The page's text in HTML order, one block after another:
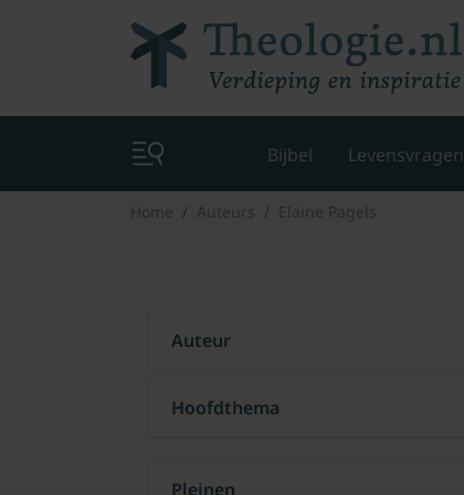
Bijbel Levensvragen
Home Auteurs Elaine Pagels
Auteur
Hoofdthema
Pleinen